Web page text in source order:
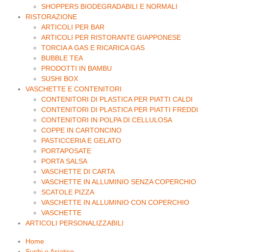
SHOPPERS BIODEGRADABILI E NORMALI
RISTORAZIONE
ARTICOLI PER BAR
ARTICOLI PER RISTORANTE GIAPPONESE
TORCIA A GAS E RICARICA GAS
BUBBLE TEA
PRODOTTI IN BAMBU
SUSHI BOX
VASCHETTE E CONTENITORI
CONTENITORI DI PLASTICA PER PIATTI CALDI
CONTENITORI DI PLASTICA PER PIATTI FREDDI
CONTENITORI IN POLPA DI CELLULOSA
COPPE IN CARTONCINO
PASTICCERIA E GELATO
PORTAPOSATE
PORTA SALSA
VASCHETTE DI CARTA
VASCHETTE IN ALLUMINIO SENZA COPERCHIO
SCATOLE PIZZA
VASCHETTE IN ALLUMINIO CON COPERCHIO
VASCHETTE
ARTICOLI PERSONALIZZABILI
Home